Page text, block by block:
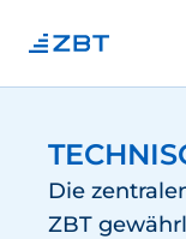
Über Uns
Die
ZBT